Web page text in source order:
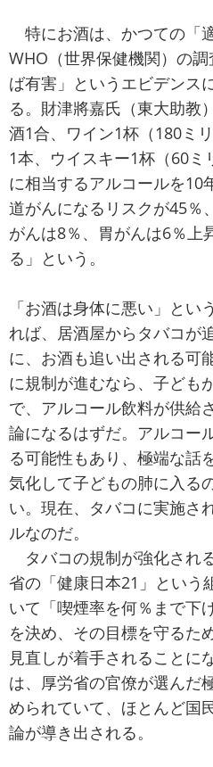
特にお酒は、かつての「
WHO（世界保健機関）の
ば有害」というエビデンス
る。財津將嘉氏（東大助教
酒1合、ワイン1杯（180ミ
1本、ウイスキー1杯（60
に相当するアルコールを10
道がんになるリスクが45％
がんは8％、胃がんは6％上
る」という。
「お酒は身体に悪い」とい
れば、居酒屋からタバコが
に、お酒も追い出される可
に規制が進むなら、子ども
で、アルコール飲料が供給
論になるはずだ。アルコー
る可能性もあり、極端な話
気化して子どもの肺に入る
い。現在、タバコに実施さ
ルなのだ。
タバコの規制が強化され
省の「健康日本21」という
いて「喫煙率を何％まで下
を決め、その目標を守るた
見直しが着手されることに
は、厚労省の官僚が選んだ
められていて、ほとんど国
論が導き出される。